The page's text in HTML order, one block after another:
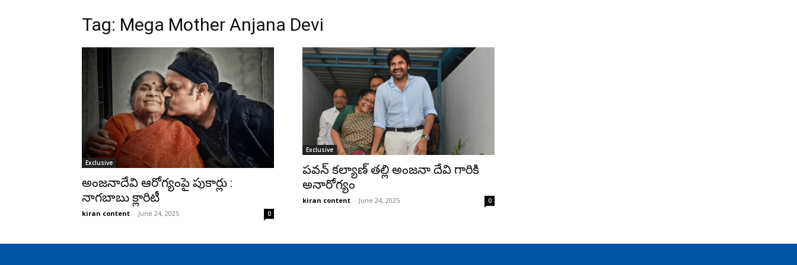
Tag: Mega Mother Anjana Devi
Exclusive
అంజనాదేవి ఆరోగ్యంపై పుకార్లు :
నాగబాబు క్లారిటీ
kiran content - June 24, 2025 0
Exclusive
పవన్ కల్యాణ్ తల్లి అంజనా దేవి గారికి
అనారోగ్యం
kiran content - June 24, 2025 0